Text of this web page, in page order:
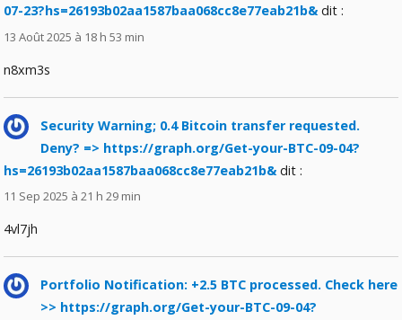
07-23?hs=26193b02aa1587baa068cc8e77eab21b& dit :
13 Août 2025 à 18 h 53 min
n8xm3s
Security Warning; 0.4 Bitcoin transfer requested.
Deny? => https://graph.org/Get-your-BTC-09-04?
hs=26193b02aa1587baa068cc8e77eab21b& dit :
11 Sep 2025 à 21 h 29 min
4vl7jh
Portfolio Notification: +2.5 BTC processed. Check here
>> https://graph.org/Get-your-BTC-09-04?